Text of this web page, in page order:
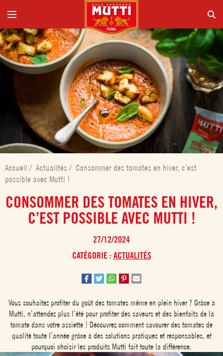
Accueil / Actualités / Consommer des tomates en hiver, c’est
possible avec Mutti !
CONSOMMER DES TOMATES EN HIVER,
C’EST POSSIBLE AVEC MUTTI !
27/12/2024
CATÉGORIE : ACTUALITÉS
Vous souhaitez profiter du goût des tomates même en plein hiver ? Grâce à
Mutti, n’attendez plus l’été pour profiter des saveurs et des bienfaits de la
tomate dans votre assiette ! Découvrez comment savourer des tomates de
qualité toute l’année grâce à des solutions pratiques et responsables, et
pourquoi choisir les produits Mutti fait toute la différence.